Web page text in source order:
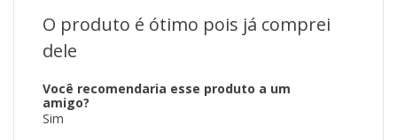
O produto é ótimo pois já comprei
dele
Você recomendaria esse produto a um
amigo?
Sim